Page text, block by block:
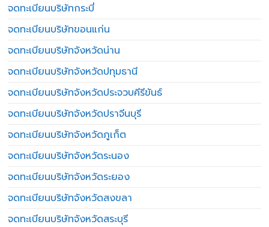
จดทะเบียนบริษัทกระบี่
จดทะเบียนบริษัทขอนแก่น
จดทะเบียนบริษัทจังหวัดน่าน
จดทะเบียนบริษัทจังหวัดปทุมธานี
จดทะเบียนบริษัทจังหวัดประจวบคีรีขันธ์
จดทะเบียนบริษัทจังหวัดปราจีนบุรี
จดทะเบียนบริษัทจังหวัดภูเก็ต
จดทะเบียนบริษัทจังหวัดระนอง
จดทะเบียนบริษัทจังหวัดระยอง
จดทะเบียนบริษัทจังหวัดสงขลา
จดทะเบียนบริษัทจังหวัดสระบุรี